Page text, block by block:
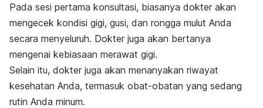
Pada sesi pertama konsultasi, biasanya dokter akan
mengecek kondisi gigi, gusi, dan rongga mulut Anda
secara menyeluruh. Dokter juga akan bertanya
mengenai kebiasaan merawat gigi.
Selain itu, dokter juga akan menanyakan riwayat
kesehatan Anda, termasuk obat-obatan yang sedang
rutin Anda minum.